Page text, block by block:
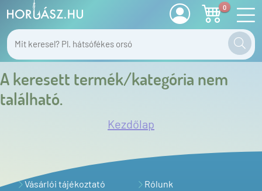
0
A keresett termék/kategória nem
található.
Kezdőlap
Vásárlói tájékoztató
Rólunk